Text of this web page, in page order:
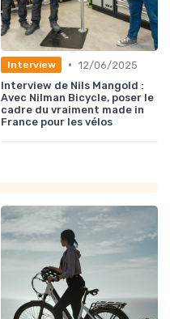
Interview • 12/06/2025
Interview de Nils Mangold :
Avec Nilman Bicycle, poser le
cadre du vraiment made in
France pour les vélos